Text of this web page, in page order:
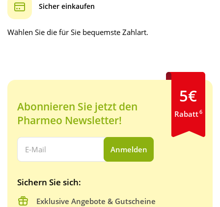
Sicher einkaufen
Wählen Sie die für Sie bequemste Zahlart.
Abonnieren Sie jetzt den
Pharmeo Newsletter!
Ihre E-Mail Adresse:
Anmelden
Sichern Sie sich:
Exklusive Angebote & Gutscheine
5€
Rabatt6